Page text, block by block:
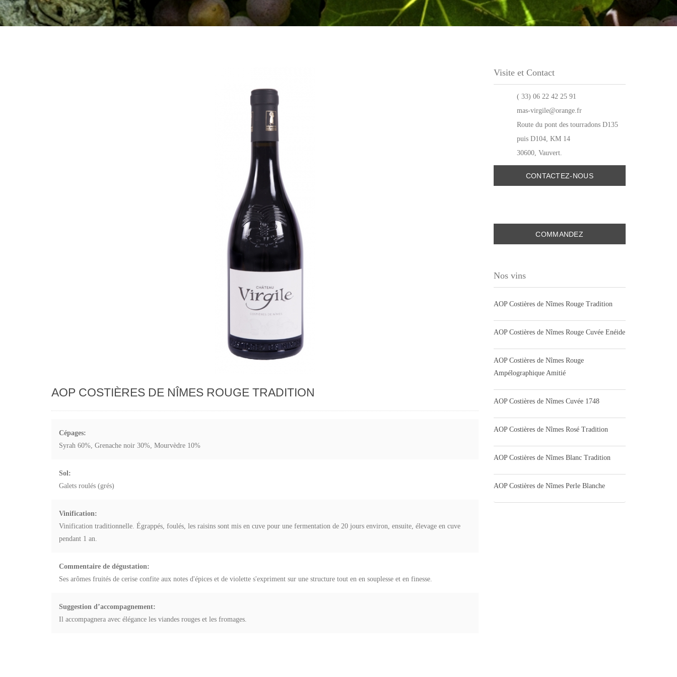
AOP COSTIÈRES DE NÎMES ROUGE TRADITION
Cépages:
Syrah 60%, Grenache noir 30%, Mourvèdre 10%
Sol:
Galets roulés (grés)
Vinification:
Vinification traditionnelle. Égrappés, foulés, les raisins sont mis en cuve pour une fermentation de 20 jours environ, ensuite, élevage en cuve
pendant 1 an.
Commentaire de dégustation:
Ses arômes fruités de cerise confite aux notes d'épices et de violette s'expriment sur une structure tout en en souplesse et en finesse.
Suggestion d’accompagnement:
Il accompagnera avec élégance les viandes rouges et les fromages.
Visite et Contact
( 33) 06 22 42 25 91
mas-virgile@orange.fr
Route du pont des tourradons D135
puis D104, KM 14
30600, Vauvert.
CONTACTEZ-NOUS
COMMANDEZ
Nos vins
AOP Costières de Nîmes Rouge Tradition
AOP Costières de Nîmes Rouge Cuvée Enéide
AOP Costières de Nîmes Rouge
Ampélographique Amitié
AOP Costières de Nîmes Cuvée 1748
AOP Costières de Nîmes Rosé Tradition
AOP Costières de Nîmes Blanc Tradition
AOP Costières de Nîmes Perle Blanche